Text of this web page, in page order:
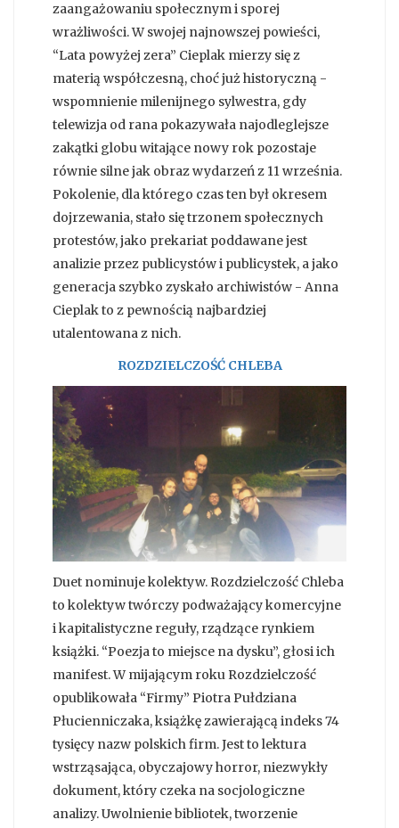
zaangażowaniu społecznym i sporej
wrażliwości. W swojej najnowszej powieści,
“Lata powyżej zera” Cieplak mierzy się z
materią współczesną, choć już historyczną -
wspomnienie milenijnego sylwestra, gdy
telewizja od rana pokazywała najodleglejsze
zakątki globu witające nowy rok pozostaje
równie silne jak obraz wydarzeń z 11 września.
Pokolenie, dla którego czas ten był okresem
dojrzewania, stało się trzonem społecznych
protestów, jako prekariat poddawane jest
analizie przez publicystów i publicystek, a jako
generacja szybko zyskało archiwistów - Anna
Cieplak to z pewnością najbardziej
utalentowana z nich.
ROZDZIELCZOŚĆ CHLEBA
Duet nominuje kolektyw. Rozdzielczość Chleba
to kolektyw twórczy podważający komercyjne
i kapitalistyczne reguły, rządzące rynkiem
książki. “Poezja to miejsce na dysku”, głosi ich
manifest. W mijającym roku Rozdzielczość
opublikowała “Firmy” Piotra Pułdziana
Płucienniczaka, książkę zawierającą indeks 74
tysięcy nazw polskich firm. Jest to lektura
wstrząsająca, obyczajowy horror, niezwykły
dokument, który czeka na socjologiczne
analizy. Uwolnienie bibliotek, tworzenie